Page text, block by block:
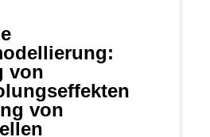
von
von